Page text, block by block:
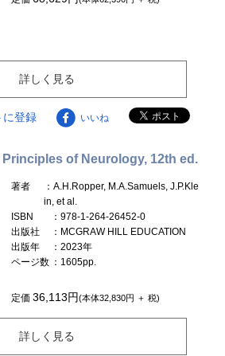
詳しく見る
に登録 いいね
of Neurology, 12th ed.
著者
：A.H.Ropper, M.A.Samuels, J.P.Kle
in, et al.
ISBN
：978-1-264-26452-0
出版社
：MCGRAW HILL EDUCATION
出版年
：2023年
ページ数 ：1605pp.
定価36,113円(本体32,830円 ＋ 税)
詳しく見る